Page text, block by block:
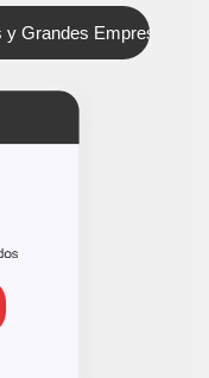
y Grandes Empresas